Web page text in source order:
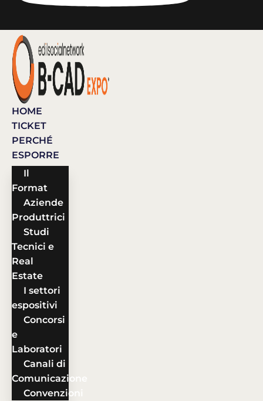
HOME
TICKET
PERCHÉ
ESPORRE
Il
Format
Aziende
Produttrici
Studi
Tecnici e
Real
Estate
I settori
espositivi
Concorsi
e
Laboratori
Canali di
Comunicazione
Convenzioni